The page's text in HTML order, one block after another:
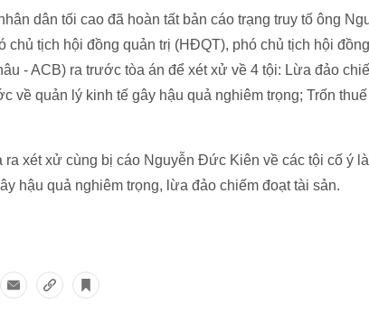
dân tối cao đã hoàn tất bản cáo trạng truy tố ông
chủ tịch hội đồng quản trị (HĐQT), phó chủ tịch hội
- ACB) ra trước tòa án để xét xử về 4 tội: Lừa đảo
về quản lý kinh tế gây hậu quả nghiêm trọng; Trốn
xét xử cùng bị cáo Nguyễn Đức Kiên về các tội cố ý
hậu quả nghiêm trọng, lừa đảo chiếm đoạt tài sản.